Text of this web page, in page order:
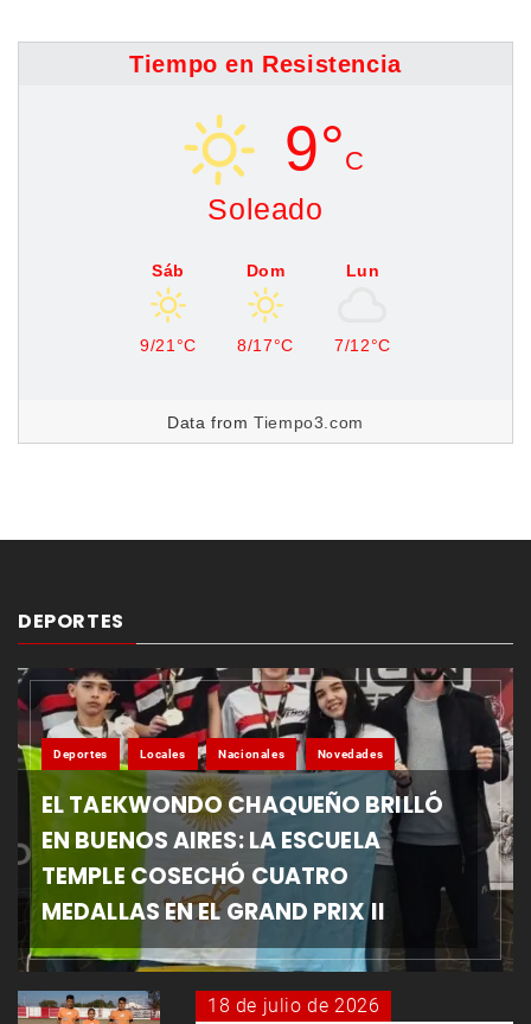
Tiempo en Resistencia
9°C
Soleado
Sáb
9/21°C
Dom
8/17°C
Lun
7/12°C
Data fromTiempo3.com
DEPORTES
Deportes Locales Nacionales Novedades
EL TAEKWONDO CHAQUEÑO BRILLÓ
EN BUENOS AIRES: LA ESCUELA
TEMPLE COSECHÓ CUATRO
MEDALLAS EN EL GRAND PRIX II
18 de julio de 2026